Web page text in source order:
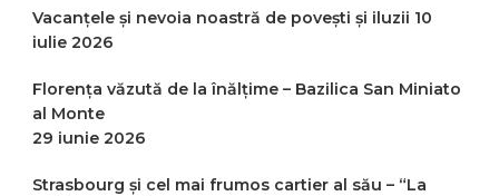
Vacanțele și nevoia noastră de povești și iluzii 10
iulie 2026
Florența văzută de la înălțime – Bazilica San Miniato
al Monte
29 iunie 2026
Strasbourg și cel mai frumos cartier al său – “La